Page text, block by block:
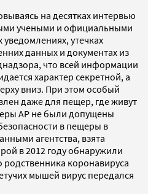
на десятках интервью
учеными и официальными
утечках
данных и документах из
что всей информации
характер секретной, а
вниз. При этом особый
даже для пещер, где живут
AP не были допущены
в пещеры в
агентства, взята
в 2012 году обнаружили
коронавируса
мышей вирус передался